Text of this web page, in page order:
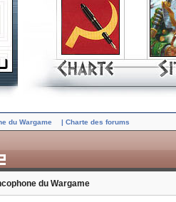
du Wargame | Charte des forums
du Wargame